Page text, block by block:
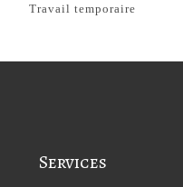
Travail temporaire
Services